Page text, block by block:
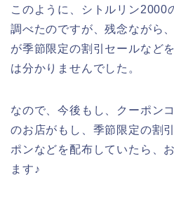
このように、シトルリン2000
調べたのですが、残念ながら
が季節限定の割引セールなど
は分かりませんでした。
なので、今後もし、クーポン
のお店がもし、季節限定の割
ポンなどを配布していたら、
ます♪